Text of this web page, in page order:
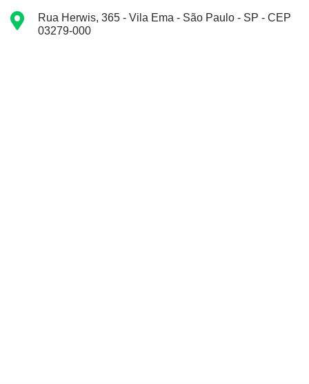
Rua Herwis, 365 - Vila Ema - São Paulo - SP - CEP
03279-000